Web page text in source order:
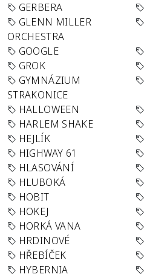
GERBERA
GLENN MILLER
ORCHESTRA
GOOGLE
GROK
GYMNÁZIUM
STRAKONICE
HALLOWEEN
HARLEM SHAKE
HEJLÍK
HIGHWAY 61
HLASOVÁNÍ
HLUBOKÁ
HOBIT
HOKEJ
HORKÁ VANA
HRDINOVÉ
HŘEBÍČEK
HYBERNIA